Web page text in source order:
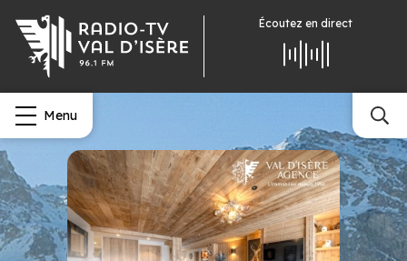
Écoutez en direct
Menu